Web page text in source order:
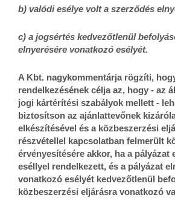
b) valódi esélye volt a szerződés
c) a jogsértés kedvezőtlenül
elnyerésére vonatkozó esélyét.
A Kbt. nagykommentárja rögzíti,
rendelkezésének célja az, hogy - az
jogi kártérítési szabályok mellett -
biztosítson az ajánlattevőnek
elkészítésével és a közbeszerzési
részvétellel kapcsolatban felmerült
érvényesítésére akkor, ha a pályázat
eséllyel rendelkezett, és a pályázat
vonatkozó esélyét kedvezőtlenül
közbeszerzési eljárásra vonatkozó